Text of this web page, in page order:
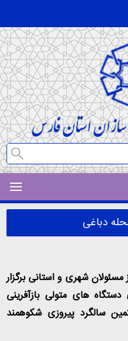
دباغی
شهری و استانی برگزار
های متولی بازآفرینی
سالگرد پیروزی شکوهمند